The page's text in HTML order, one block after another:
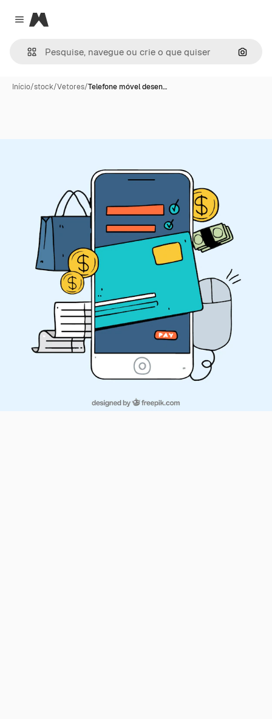
Close menu
Magnific
Início/stock/Vetores/Telefone móvel desen…